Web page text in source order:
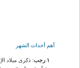
أهم أحداث الشهر
١ رجب
: ذكرى ميلاد